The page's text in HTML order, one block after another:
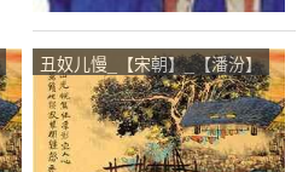
丑奴儿慢_【宋朝】_【潘汾】